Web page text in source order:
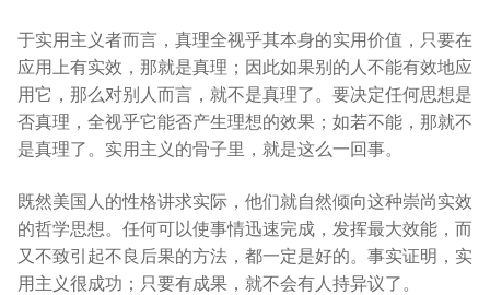
于实用主义者而言，真理全视乎其本身的实用价值，只要在
应用上有实效，那就是真理；因此如果别的人不能有效地应
用它，那么对别人而言，就不是真理了。要决定任何思想是
否真理，全视乎它能否产生理想的效果；如若不能，那就不
是真理了。实用主义的骨子里，就是这么一回事。
既然美国人的性格讲求实际，他们就自然倾向这种崇尚实效
的哲学思想。任何可以使事情迅速完成，发挥最大效能，而
又不致引起不良后果的方法，都一定是好的。事实证明，实
用主义很成功；只要有成果，就不会有人持异议了。